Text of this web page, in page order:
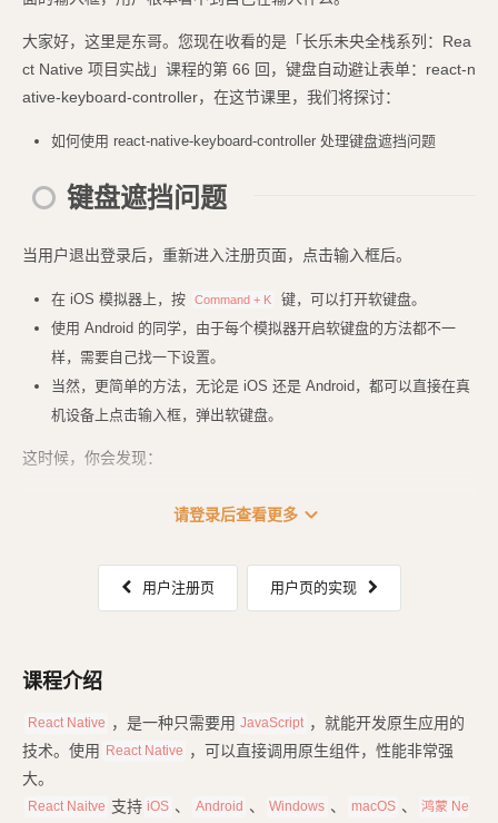
大家好，这里是东哥。您现在收看的是「长乐未央全栈系列：Rea
ct Native 项目实战」课程的第 66 回，键盘自动避让表单：react-n
ative-keyboard-controller，在这节课里，我们将探讨：
如何使用 react-native-keyboard-controller 处理键盘遮挡问题
键盘遮挡问题
当用户退出登录后，重新进入注册页面，点击输入框后。
在 iOS 模拟器上，按 Command + K
键，可以打开软键盘。
使用 Android 的同学，由于每个模拟器开启软键盘的方法都不一
样，需要自己找一下设置。
当然，更简单的方法，无论是 iOS 还是 Android，都可以直接在真
机设备上点击输入框，弹出软键盘。
这时候，你会发现：
请登录后查看更多 expand_more
用户注册页 用户页的实现
课程介绍
React Native ，是一种只需要用 JavaScript ，就能开发原生应用的
技术。使用
React Native ，可以直接调用原生组件，性能非常强
大。
React Naitve 支持 iOS 、 Android 、 Windows 、 macOS 、
鸿蒙 Ne